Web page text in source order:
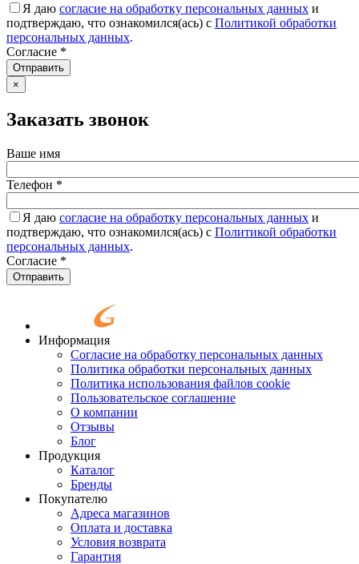
Я даю согласие на обработку персональных данных и
подтверждаю, что ознакомился(ась) с Политикой обработки
персональных данных.
Согласие *
Отправить
×
Заказать звонок
Ваше имя
Телефон *
Я даю согласие на обработку персональных данных и
подтверждаю, что ознакомился(ась) с Политикой обработки
персональных данных.
Согласие *
Отправить
Информация
Согласие на обработку персональных данных
Политика обработки персональных данных
Политика использования файлов cookie
Пользовательское соглашение
О компании
Отзывы
Блог
Продукция
Каталог
Бренды
Покупателю
Адреса магазинов
Оплата и доставка
Условия возврата
Гарантия